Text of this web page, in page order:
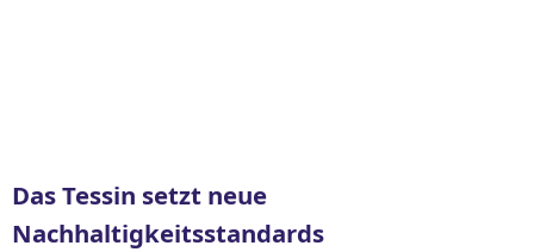
Das Tessin setzt neue
Nachhaltigkeitsstandards